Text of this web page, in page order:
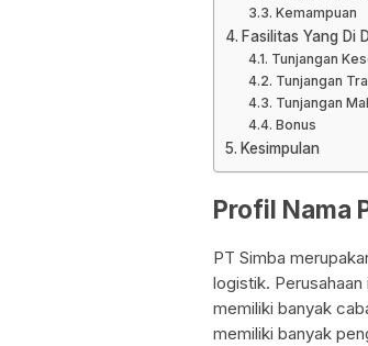
Kemampuan
Fasilitas Yang Di
Tunjangan
Tunjangan
Tunjangan
Bonus
Kesimpulan
Profil Nama
PT Simba
logistik.
memiliki banyak
memiliki banyak